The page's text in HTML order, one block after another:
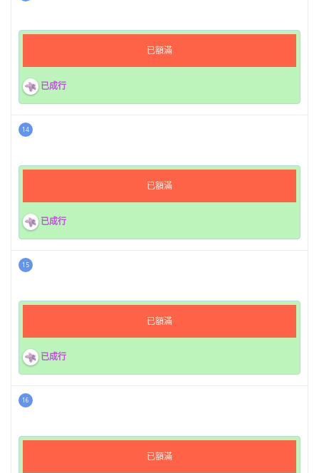
已額滿
已成行
14
已額滿
已成行
15
已額滿
已成行
16
已額滿